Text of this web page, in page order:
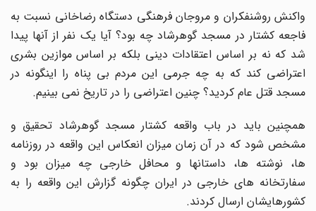
واکنش روشنفکران و مروجان فرهنگی دستگاه رضاخانی نسبت به
فاجعه کشتار در مسجد گوهرشاد چه بود؟ آیا یک نفر از آنها پیدا
شد که نه بر اساس اعتقادات دینی بلکه بر اساس موازین بشری
اعتراضی کند که به چه جرمی این مردم بی پناه را اینگونه در
مسجد قتل عام کردید؟ چنین اعتراضی را در تاریخ نمی بینیم.
همچنین باید در باب واقعه کشتار مسجد گوهرشاد تحقیق و
مشخص شود که در آن زمان میزان انعکاس این واقعه در روزنامه
ها، نوشته ها، داستانها و محافل خارجی چه میزان بود و
سفارتخانه های خارجی در ایران چگونه گزارش این واقعه را به
کشورهایشان ارسال کردند.